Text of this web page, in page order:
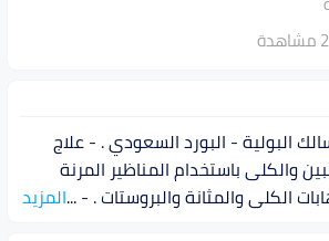
البولية - البورد السعودي . - علاج
والكلى باستخدام المناظير المرنة
الكلى والمثانة والبروستات . -...المزيد